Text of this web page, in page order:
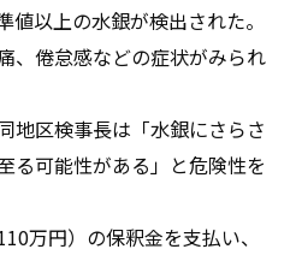
以上の水銀が検出された。
、倦怠感などの症状がみられ
地区検事長は「水銀にさらさ
る可能性がある」と危険性を
万円）の保釈金を支払い、